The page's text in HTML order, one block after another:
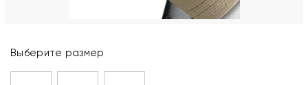
Выберите размер